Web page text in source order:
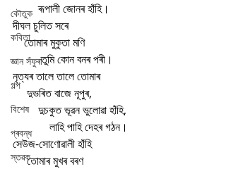
কৌতুক
কবিতা
জ্ঞান সঁফুৰা
গল্প
বিশেষ
প্ৰবন্ধ
স্তৱক
         ৰূপালী জোনৰ হাঁহি।
দীঘল চুলিত সৰে
    তোমাৰ মুকুতা মণি
          তুমি কোন বনৰ পৰী।
নৃত্যৰ তালে তালে তোমাৰ
     দুভৰিত বাজে নূপুৰ,
         দুচকুত ভূৱন ভুলোৱা হাঁহি,
             লাহি পাহি দেহৰ গঠন।
সেউজ-সোণোৱালী হাঁহি
     তোমাৰ মুখৰ বৰণ